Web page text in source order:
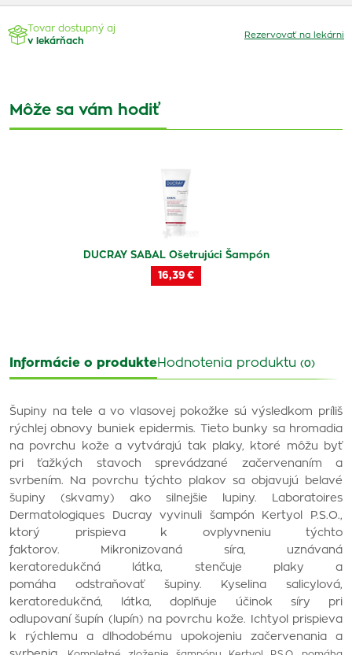
Tovar dostupný aj
v lekárňach
Rezervovať na lekárni
Môže sa vám hodiť
DUCRAY SABAL Ošetrujúci Šampón
16,39 €
Informácie o produkteHodnotenia produktu (0)
Šupiny na tele a vo vlasovej pokožke sú výsledkom príliš
rýchlej obnovy buniek epidermis. Tieto bunky sa hromadia
na povrchu kože a vytvárajú tak plaky, ktoré môžu byť
pri ťažkých stavoch sprevádzané začervenaním a
svrbením. Na povrchu týchto plakov sa objavujú belavé
šupiny (skvamy) ako silnejšie lupiny. Laboratoires
Dermatologiques Ducray vyvinuli šampón Kertyol P.S.O.,
ktorý prispieva k ovplyvneniu týchto
faktorov. Mikronizovaná síra, uznávaná
keratoredukčná látka, stenčuje plaky a
pomáha odstraňovať šupiny. Kyselina salicylová,
keratoredukčná, látka, doplňuje účinok síry pri
odlupovaní šupín (lupín) na povrchu kože. Ichtyol prispieva
k rýchlemu a dlhodobému upokojeniu začervenania a